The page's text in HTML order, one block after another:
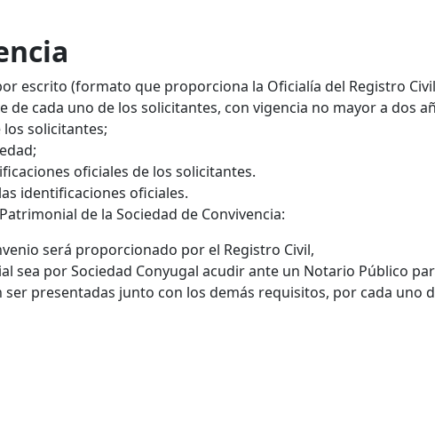
escrito (formato que proporciona la Oficialía del Registro
cada uno de los solicitantes, con vigencia no mayor a dos
solicitantes;
oficiales de los solicitantes.
identificaciones oficiales.
de la Sociedad de Convivencia:
será proporcionado por el Registro Civil,
sea por Sociedad Conyugal acudir ante un Notario Público
presentadas junto con los demás requisitos, por cada uno